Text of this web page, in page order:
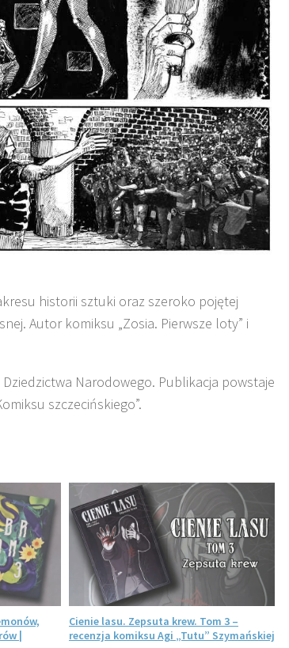
historii sztuki oraz szeroko pojętej
Autor komiksu „Zosia. Pierwsze loty” i
Narodowego. Publikacja powstaje
szczecińskiego”.
|
Cienie lasu. Zepsuta krew. Tom 3 –
recenzja komiksu Agi „Tutu” Szymańskiej